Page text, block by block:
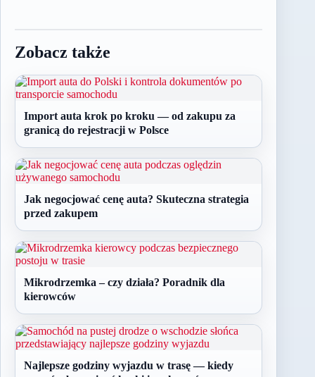
Zobacz także
Import auta krok po kroku — od zakupu za
granicą do rejestracji w Polsce
Jak negocjować cenę auta? Skuteczna strategia
przed zakupem
Mikrodrzemka – czy działa? Poradnik dla
kierowców
Najlepsze godziny wyjazdu w trasę — kiedy